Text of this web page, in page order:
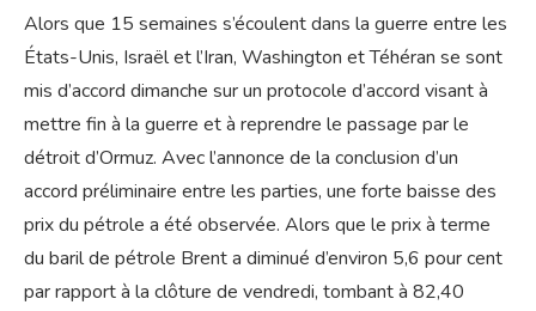
Alors que 15 semaines s’écoulent dans la guerre entre les
États-Unis, Israël et l’Iran, Washington et Téhéran se sont
mis d’accord dimanche sur un protocole d’accord visant à
mettre fin à la guerre et à reprendre le passage par le
détroit d’Ormuz. Avec l’annonce de la conclusion d’un
accord préliminaire entre les parties, une forte baisse des
prix du pétrole a été observée. Alors que le prix à terme
du baril de pétrole Brent a diminué d’environ 5,6 pour cent
par rapport à la clôture de vendredi, tombant à 82,40